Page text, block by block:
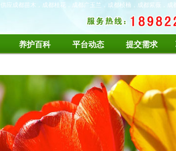
供应成都苗木，成都桂花，成都广玉兰，成都桢楠，成都紫薇，成
养护百科 平台动态 提交需求